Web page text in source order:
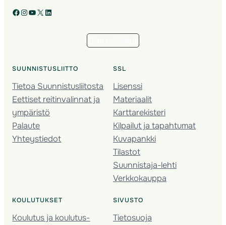
Facebook Instagram YouTube X LinkedIn
SUUNNISTUSLIITTO
Tietoa Suunnistusliitosta
Eettiset reitinvalinnat ja
ympäristö
Palaute
Yhteystiedot
SSL
Lisenssi
Materiaalit
Karttarekisteri
Kilpailut ja tapahtumat
Kuvapankki
Tilastot
Suunnistaja-lehti
Verkkokauppa
KOULUTUKSET
Koulutus ja koulutus­
SIVUSTO
Tietosuoja